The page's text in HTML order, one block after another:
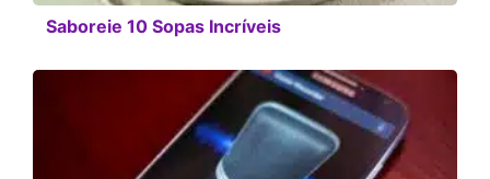
Saboreie 10 Sopas Incríveis